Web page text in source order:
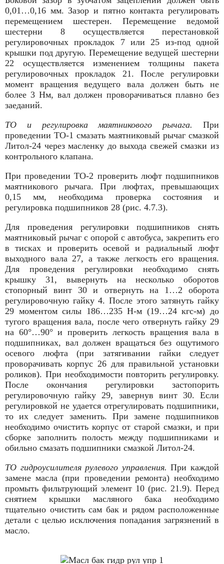
0,01…0,16 мм. Зазор и пятно контакта регулировать
перемещением шестерен. Перемещение ведомой
шестер­ни 8 осуществляется перестановкой
регулировочных прокладок 7 или 25 из-под одной
крышки под другую. Перемещение ведущей шестерни
22 осуществляется изменением толщины пакета
регулировочных прокладок 21. После регулировки
момент вращения ведущего вала должен быть не
более 3 Нм, вал должен провора­чиваться плавно без
заеданий.
ТО и регулировка
маятникового рычага.
При
проведении ТО-1 смазать маятниковый рычаг смазкой
Литол-24 через масленку до выхода свежей смазки из
контрольного клапана.
При проведении ТО-2 проверить люфт подшипников
маятникового рычага. При люфтах, превышающих
0,15 мм, необходима проверка состояния и
регулировка подшипников 28 (рис. 4.7.3).
Для проведения регулировки подшипников снять
маятниковый рычаг с опорой с автобуса, закрепить его
в тисках и проверить осевой и радиальный люфт
выходного вала 27, а также легкость его вращения.
Для проведения регулировки необходимо снять
крышку 31, вывернуть на несколько оборотов
стопорный винт 30
и отвернуть на 1…2 оборота
регулировочную гайку 4. После этого затянуть гайку
29 моментом силы 186…235 Н-м (19…24 кгс-м) до
тугого вращения вала, после чего отвернуть гайку 29
на 60°…90° и проверить легкость вращения вала в
подшипниках, вал должен вращаться без ощутимого
осевого люфта (при затягивании гайки следует
проворачивать корпус 26 для правильной установки
роликов). При необходимости повторить регулировку.
После окончания регулировки застопорить
регулировочную гайку 29, завернув винт 30.
Если
регулировкой не удается отрегулировать подшипники,
то их следует заменить. При замене подшипников
необходимо очистить корпус от старой смазки, и при
сборке заполнить полость между подшипниками и
обильно смазать подшипники смазкой Литол-24.
ТО гидроусилителя рулевого управления.При каждой
замене масла (при проведении ремонта) необходимо
промыть фильтрующий элемент 10 (рис. 21.9). Перед
снятием крышки масляного бака необходимо
тщательно очистить сам бак и рядом расположенные
детали с целью исключе­ния попадания загрязнений в
масло.